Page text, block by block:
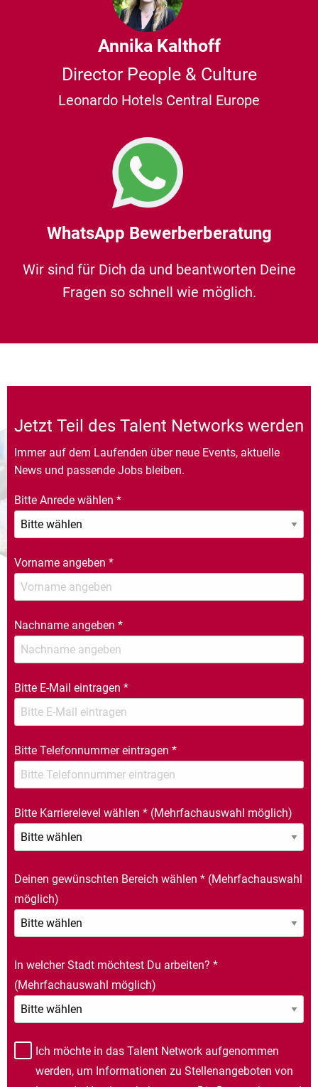
Annika Kalthoff
Director People & Culture
Leonardo Hotels Central Europe
WhatsApp Bewerberberatung
Wir sind für Dich da und beantworten Deine
Fragen so schnell wie möglich.
Jetzt Teil des Talent Networks werden
Immer auf dem Laufenden über neue Events, aktuelle
News und passende Jobs bleiben.
Bitte Anrede wählen *
Vorname angeben *
Nachname angeben *
Bitte E-Mail eintragen *
Bitte Telefonnummer eintragen *
Bitte Karrierelevel wählen * (Mehrfachauswahl möglich)
Deinen gewünschten Bereich wählen * (Mehrfachauswahl
möglich)
In welcher Stadt möchtest Du arbeiten? *
(Mehrfachauswahl möglich)
Ich möchte in das Talent Network aufgenommen
werden, um Informationen zu Stellenangeboten von